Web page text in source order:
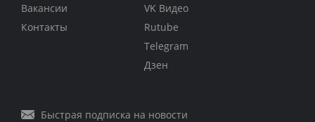
Вакансии
Контакты
VK Видео
Rutube
Telegram
Дзен
Быстрая подписка на новости